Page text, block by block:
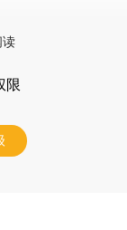
读
限